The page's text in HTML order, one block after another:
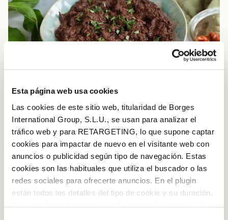
Esta página web usa cookies
Las cookies de este sitio web, titularidad de Borges
International Group, S.L.U., se usan para analizar el
tráfico web y para RETARGETING, lo que supone captar
cookies para impactar de nuevo en el visitante web con
anuncios o publicidad según tipo de navegación. Estas
cookies son las habituales que utiliza el buscador o las
redes sociales para ofrecerte anuncios. En el plugin
están todos los detalles del tipo de cookie y su duración.
INGREDIENTES
300 g de aceitunas negras sin hueso
1 diente de ajo
5 tomates secos
8 hojas de albahaca